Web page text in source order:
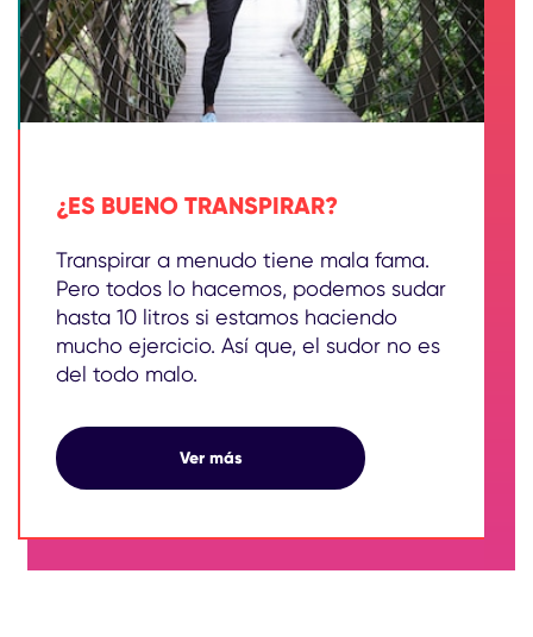
¿ES BUENO TRANSPIRAR?
Transpirar a menudo tiene mala fama.
Pero todos lo hacemos, podemos sudar
hasta 10 litros si estamos haciendo
mucho ejercicio. Así que, el sudor no es
del todo malo.
Ver más¿ES BUENO TRANSPIRAR?